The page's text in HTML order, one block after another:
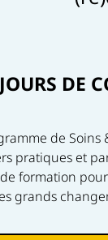
DE
de Soins
pratiques et
formation pour
grands
encore,
reconnaissance